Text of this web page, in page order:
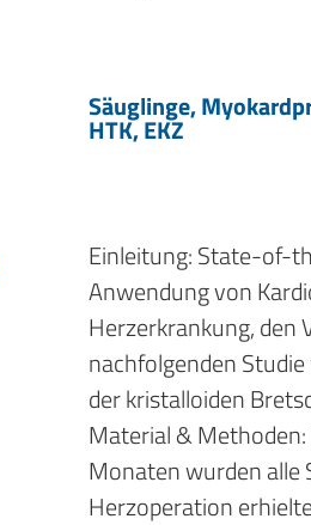
Säuglinge,
HTK, EKZ
Einleitung: State-of-
Anwendung von
Herzerkrankung, den
nachfolgenden
der kristalloiden
Material &
Monaten wurden alle
Herzoperation